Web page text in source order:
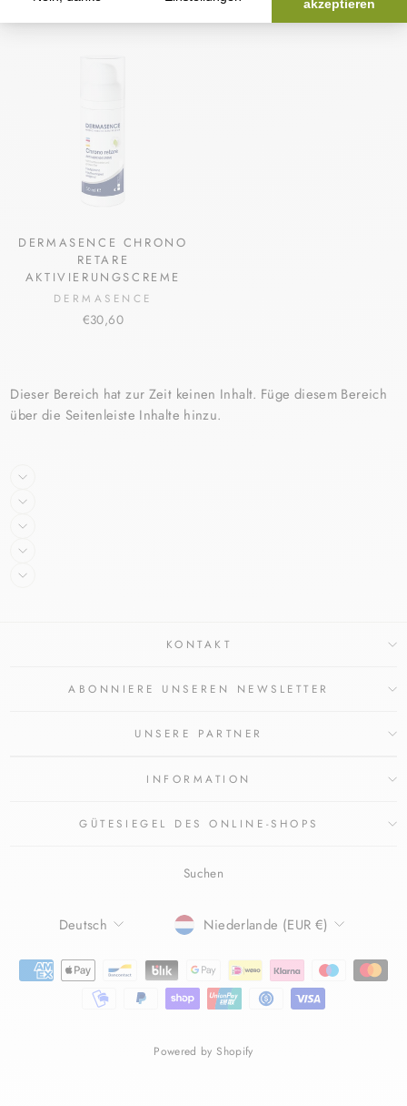
€30,60
DERMASENCE CHRONO
RETARE
AKTIVIERUNGSCREME
DERMASENCE
€30,60
Dieser Bereich hat zur Zeit keinen Inhalt. Füge diesem Bereich
über die Seitenleiste Inhalte hinzu.
KONTAKT
ABONNIERE UNSEREN NEWSLETTER
UNSERE PARTNER
INFORMATION
GÜTESIEGEL DES ONLINE-SHOPS
Suchen
SPRACHE
Deutsch WÄHRUNG
Niederlande (EUR €)
Powered by Shopify